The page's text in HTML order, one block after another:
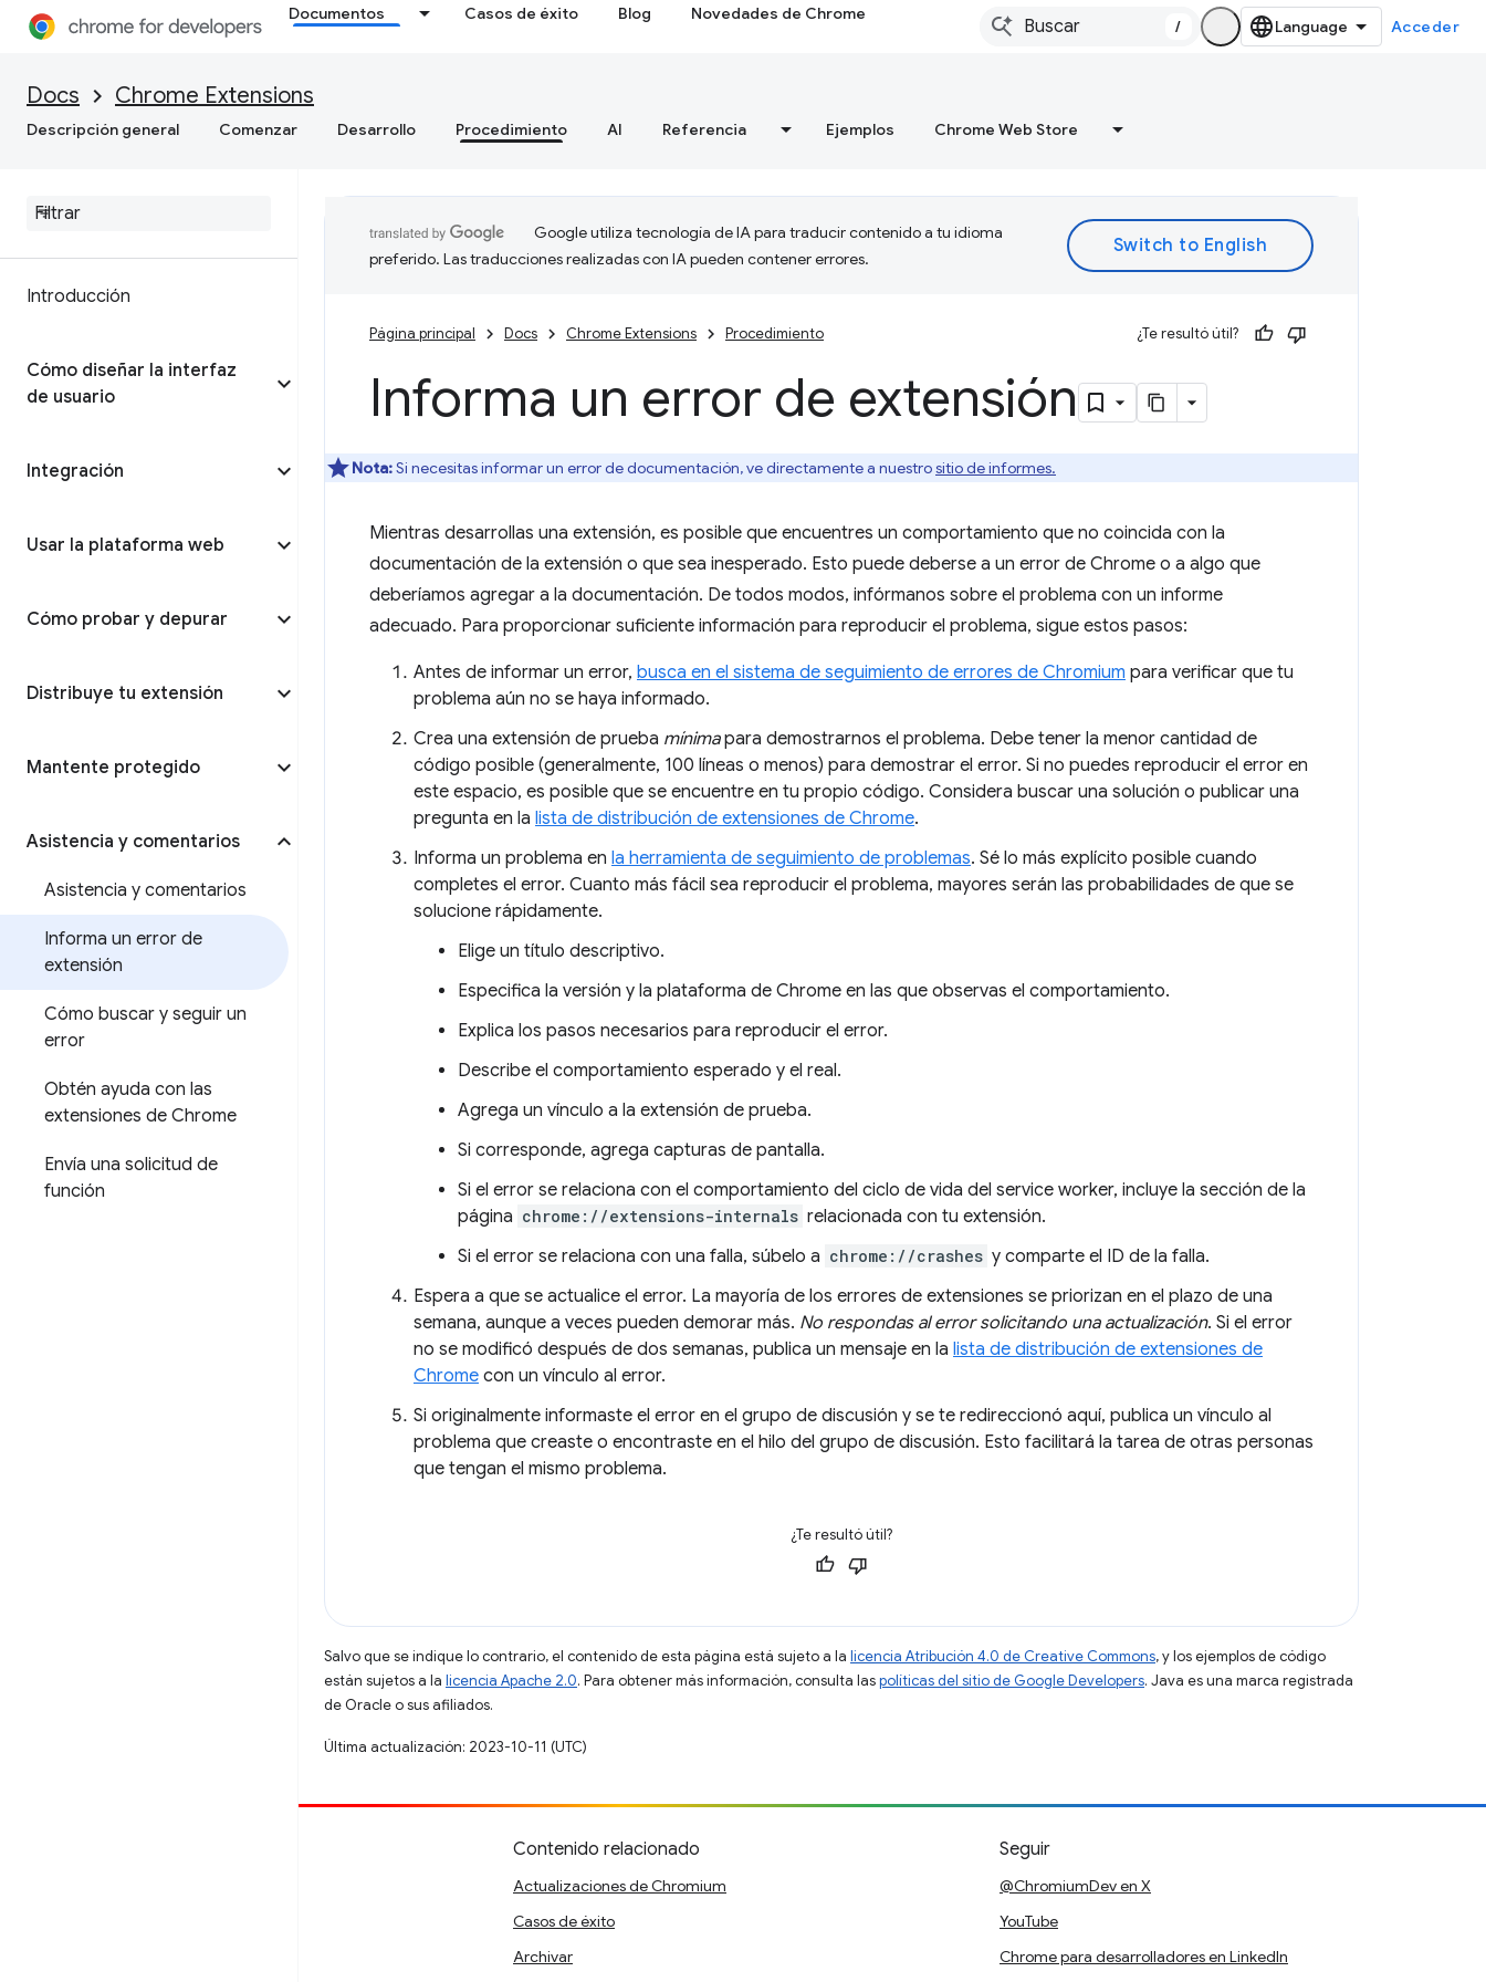
Documentos Casos de éxito Blog Novedades de Chrome
/ Acceder
Docs Chrome Extensions
Descripción general Comenzar Desarrollo Procedimiento AI Referencia Ejemplos Chrome Web Store
Introducción
Cómo diseñar la interfaz
de usuario
Integración
Usar la plataforma web
Cómo probar y depurar
Distribuye tu extensión
Mantente protegido
Asistencia y comentarios
Asistencia y comentarios
Informa un error de
extensión
Cómo buscar y seguir un
error
Obtén ayuda con las
extensiones de Chrome
Envía una solicitud de
función
Google utiliza tecnología de IA para traducir contenido a tu idioma
preferido. Las traducciones realizadas con IA pueden contener errores.
Página principal Docs Chrome Extensions Procedimiento ¿Te resultó útil?
Informa un error de extensión
Nota:Si necesitas informar un error de documentación, ve directamente a nuestrositio de informes.
Mientras desarrollas una extensión, es posible que encuentres un comportamiento que no coincida con la
documentación de la extensión o que sea inesperado. Esto puede deberse a un error de Chrome o a algo que
deberíamos agregar a la documentación. De todos modos, infórmanos sobre el problema con un informe
adecuado. Para proporcionar suficiente información para reproducir el problema, sigue estos pasos:
Antes de informar un error, busca en el sistema de seguimiento de errores de Chromium para verificar que tu
problema aún no se haya informado.
Crea una extensión de prueba mínimapara demostrarnos el problema. Debe tener la menor cantidad de
código posible (generalmente, 100 líneas o menos) para demostrar el error. Si no puedes reproducir el error en
este espacio, es posible que se encuentre en tu propio código. Considera buscar una solución o publicar una
pregunta en la lista de distribución de extensiones de Chrome.
Informa un problema en la herramienta de seguimiento de problemas. Sé lo más explícito posible cuando
completes el error. Cuanto más fácil sea reproducir el problema, mayores serán las probabilidades de que se
solucione rápidamente.
Elige un título descriptivo.
Especifica la versión y la plataforma de Chrome en las que observas el comportamiento.
Explica los pasos necesarios para reproducir el error.
Describe el comportamiento esperado y el real.
Agrega un vínculo a la extensión de prueba.
Si corresponde, agrega capturas de pantalla.
Si el error se relaciona con el comportamiento del ciclo de vida del service worker, incluye la sección de la
página chrome://extensions-internals relacionada con tu extensión.
Si el error se relaciona con una falla, súbelo a chrome://crashes y comparte el ID de la falla.
Espera a que se actualice el error. La mayoría de los errores de extensiones se priorizan en el plazo de una
semana, aunque a veces pueden demorar más. No respondas al error solicitando una actualización. Si el error
no se modificó después de dos semanas, publica un mensaje en la lista de distribución de extensiones de
Chrome con un vínculo al error.
Si originalmente informaste el error en el grupo de discusión y se te redireccionó aquí, publica un vínculo al
problema que creaste o encontraste en el hilo del grupo de discusión. Esto facilitará la tarea de otras personas
que tengan el mismo problema.
¿Te resultó útil?
Salvo que se indique lo contrario, el contenido de esta página está sujeto a la licencia Atribución 4.0 de Creative Commons, y los ejemplos de código
están sujetos a la licencia Apache 2.0. Para obtener más información, consulta laspolíticas del sitio de Google Developers. Java es una marca registrada
de Oracle o sus afiliados.
Última actualización: 2023-10-11 (UTC)
Contenido relacionado
Actualizaciones de Chromium
Casos de éxito
Archivar
Seguir
@ChromiumDev en X
YouTube
Chrome para desarrolladores en LinkedIn